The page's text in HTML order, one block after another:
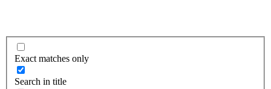
Exact matches only
Search in title